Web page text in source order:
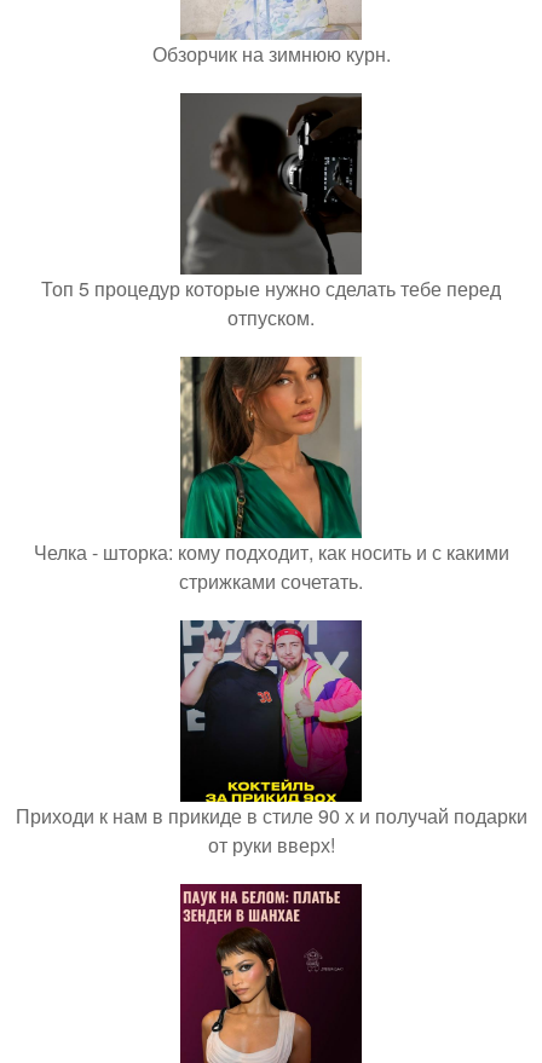
Обзорчик на зимнюю курн.
Топ 5 процедур которые нужно сделать тебе перед
отпуском.
Челка - шторка: кому подходит, как носить и с какими
стрижками сочетать.
Приходи к нам в прикиде в стиле 90 х и получай подарки
от руки вверх!